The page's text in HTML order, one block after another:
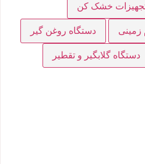
خشک کن
زمینی دستگاه روغن گیر
دستگاه گلابگیر و تقطیر